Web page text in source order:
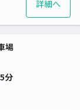
詳細へ
場
分